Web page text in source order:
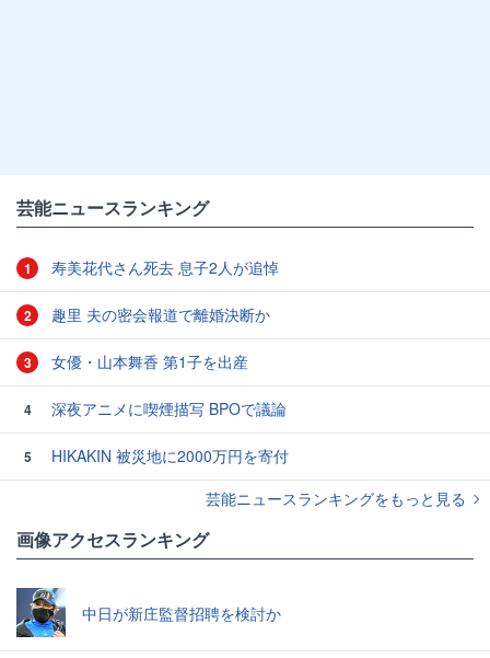
芸能ニュースランキング
1 寿美花代さん死去 息子2人が追悼
2 趣里 夫の密会報道で離婚決断か
3 女優・山本舞香 第1子を出産
4 深夜アニメに喫煙描写 BPOで議論
5
HIKAKIN 被災地に2000万円を寄付
芸能ニュースランキングをもっと見る
画像アクセスランキング
中日が新庄監督招聘を検討か